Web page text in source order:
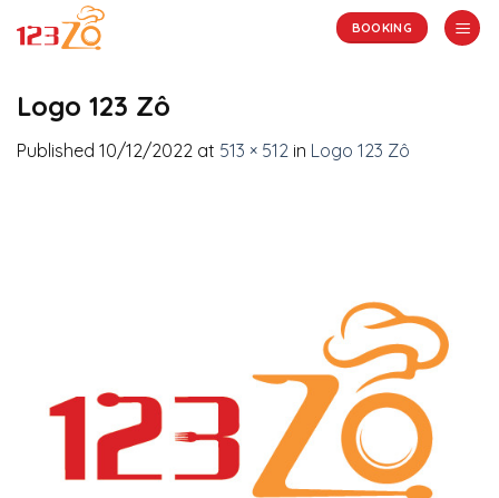
BOOKING
Logo 123 Zô
Published 10/12/2022 at 513 × 512 in Logo 123 Zô